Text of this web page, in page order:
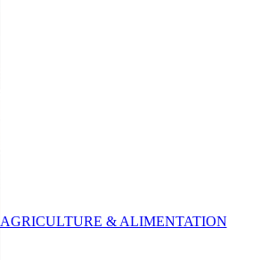
AGRICULTURE & ALIMENTATION